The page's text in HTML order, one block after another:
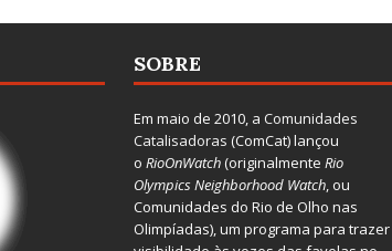
SOBRE
Em maio de 2010, a Comunidades
Catalisadoras (ComCat) lançou
o RioOnWatch(originalmente Rio
Olympics Neighborhood Watch, ou
Comunidades do Rio de Olho nas
Olimpíadas), um programa para trazer